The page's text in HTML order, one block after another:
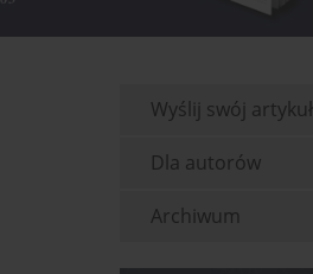
Wyślij swój artykuł
Dla autorów
Archiwum